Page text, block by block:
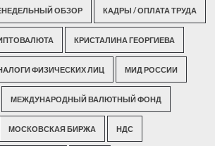
ОБЗОР КАДРЫ / ОПЛАТА ТРУДА
КРИСТАЛИНА ГЕОРГИЕВА
ФИЗИЧЕСКИХ ЛИЦ МИД РОССИИ
МЕЖДУНАРОДНЫЙ ВАЛЮТНЫЙ ФОНД
МОСКОВСКАЯ БИРЖА НДС